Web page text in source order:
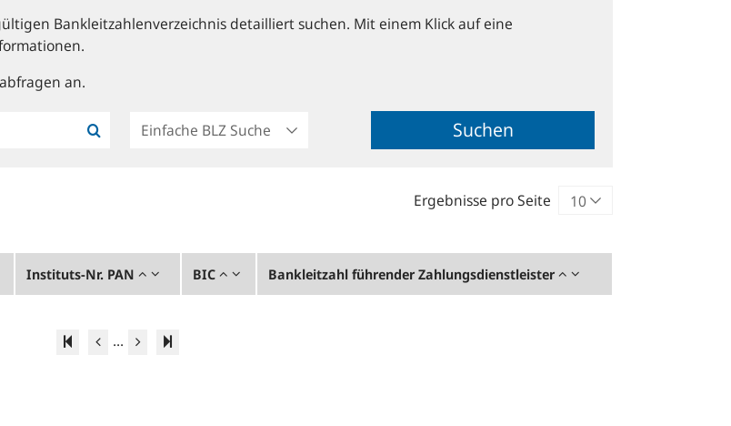
Bankleitzahlenverzeichnis detailliert suchen. Mit einem Klick auf eine
an.
Suchen
Ergebnisse pro Seite
Instituts-Nr. PAN BIC Bankleitzahl führender Zahlungsdienstleister
...